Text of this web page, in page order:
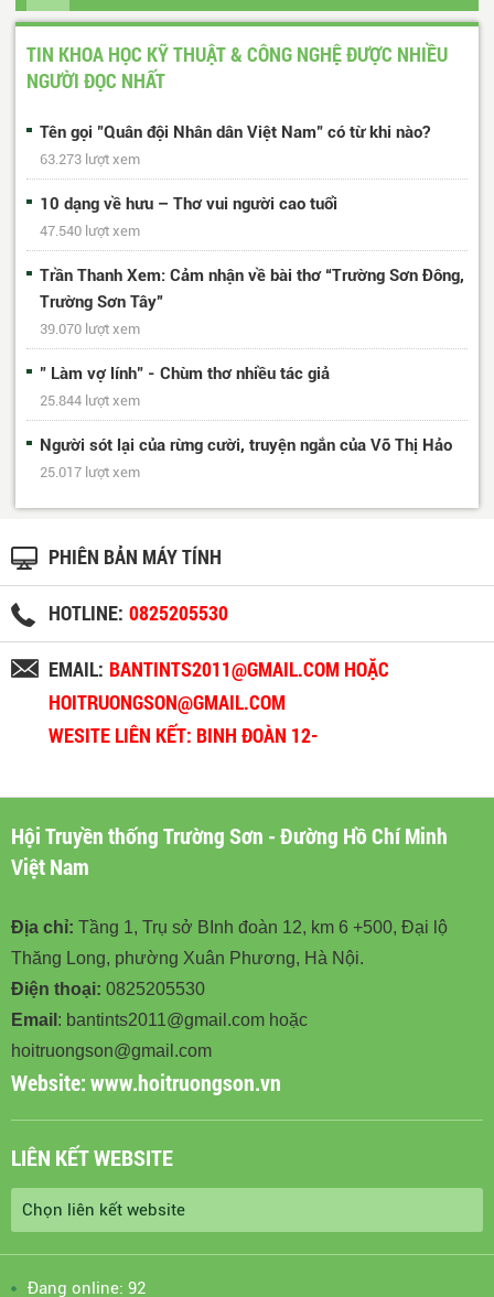
648 Trang cuối
TIN KHOA HỌC KỸ THUẬT & CÔNG NGHỆ ĐƯỢC NHIỀU
NGƯỜI ĐỌC NHẤT
Tên gọi "Quân đội Nhân dân Việt Nam" có từ khi nào?
63.273 lượt xem
10 dạng về hưu – Thơ vui người cao tuổi
47.540 lượt xem
Trần Thanh Xem: Cảm nhận về bài thơ “Trường Sơn Đông,
Trường Sơn Tây”
39.070 lượt xem
" Làm vợ lính" - Chùm thơ nhiều tác giả
25.844 lượt xem
Người sót lại của rừng cười, truyện ngắn của Võ Thị Hảo
25.017 lượt xem
PHIÊN BẢN MÁY TÍNH
HOTLINE: 0825205530
EMAIL: BANTINTS2011@GMAIL.COM HOẶC
HOITRUONGSON@GMAIL.COM
WESITE LIÊN KẾT: BINH ĐOÀN 12-
Hội Truyền thống Trường Sơn - Đường Hồ Chí Minh
Việt Nam
Địa chỉ: Tầng 1, Trụ sở BInh đoàn 12, km 6 +500, Đại lộ
Thăng Long, phường Xuân Phương, Hà Nội.
Điện thoại: 0825205530
Email : bantints2011@gmail.com hoặc
hoitruongson@gmail.com
Website:www.hoitruongson.vn
LIÊN KẾT WEBSITE
Đang online: 92